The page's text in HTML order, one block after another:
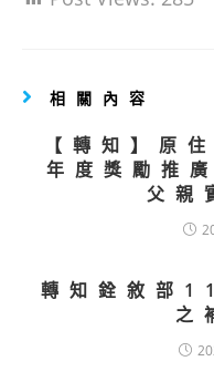
相關內容
【轉知】原
年度獎勵推
父親
轉知銓敘部
之